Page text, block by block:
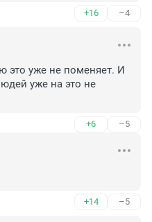
+16 –4
это уже не поменяет. И
уже на это не
+6 –5
+14 –5